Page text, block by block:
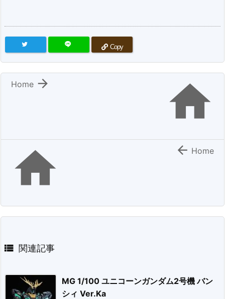
Copy


Home
  Home
 関連記事
MG 1/100 ユニコーンガンダム2号機 バン
シィ Ver.Ka